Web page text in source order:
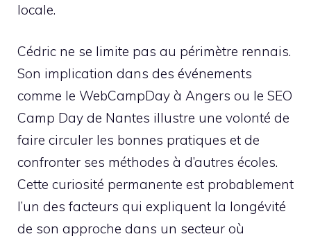
locale.
Cédric ne se limite pas au périmètre rennais.
Son implication dans des événements
comme le WebCampDay à Angers ou le SEO
Camp Day de Nantes illustre une volonté de
faire circuler les bonnes pratiques et de
confronter ses méthodes à d’autres écoles.
Cette curiosité permanente est probablement
l’un des facteurs qui expliquent la longévité
de son approche dans un secteur où